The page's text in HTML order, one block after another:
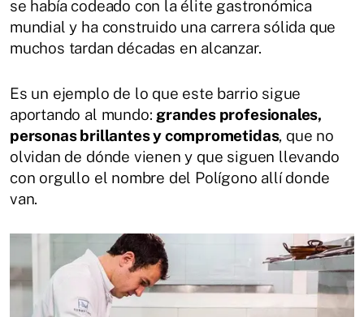
se había codeado con la élite gastronómica
mundial y ha construido una carrera sólida que
muchos tardan décadas en alcanzar.
Es un ejemplo de lo que este barrio sigue
aportando al mundo: grandes profesionales,
personas brillantes y comprometidas, que no
olvidan de dónde vienen y que siguen llevando
con orgullo el nombre del Polígono allí donde
van.